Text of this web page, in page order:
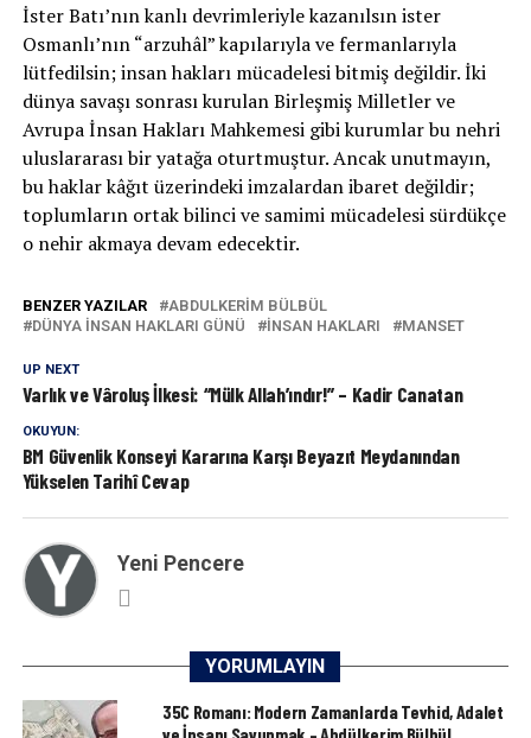
İster Batı’nın kanlı devrimleriyle kazanılsın ister
Osmanlı’nın “arzuhâl” kapılarıyla ve fermanlarıyla
lütfedilsin; insan hakları mücadelesi bitmiş değildir. İki
dünya savaşı sonrası kurulan Birleşmiş Milletler ve
Avrupa İnsan Hakları Mahkemesi gibi kurumlar bu nehri
uluslararası bir yatağa oturtmuştur. Ancak unutmayın,
bu haklar kâğıt üzerindeki imzalardan ibaret değildir;
toplumların ortak bilinci ve samimi mücadelesi sürdükçe
o nehir akmaya devam edecektir.
BENZER YAZILAR
ABDULKERİM BÜLBÜL
DÜNYA İNSAN HAKLARI GÜNÜ
INSAN HAKLARI MANSET
UP NEXT
Varlık ve Vâroluş İlkesi: “Mülk Allah’ındır!” – Kadir Canatan
OKUYUN:
BM Güvenlik Konseyi Kararına Karşı Beyazıt Meydanından
Yükselen Tarihî Cevap
Yeni Pencere
YORUMLAYIN
35C Romanı: Modern Zamanlarda Tevhid, Adalet
ve İnsanı Savunmak – Abdülkerim Bülbül